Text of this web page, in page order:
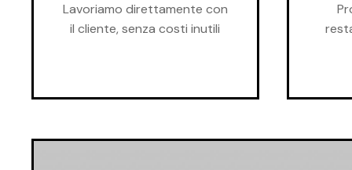
Lavoriamo direttamente con
il cliente, senza costi inutili